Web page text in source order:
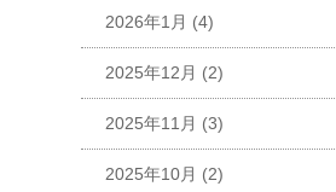
2026年1月 (4)
2025年12月 (2)
2025年11月 (3)
2025年10月 (2)